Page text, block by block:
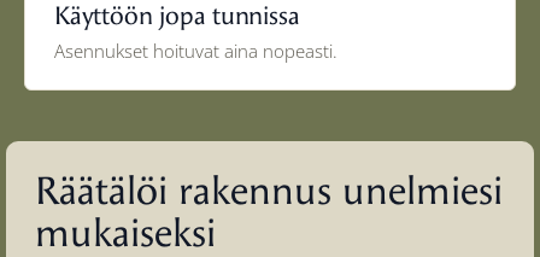
Käyttöön jopa tunnissa
Asennukset hoituvat aina nopeasti.
Räätälöi rakennus unelmiesi
mukaiseksi